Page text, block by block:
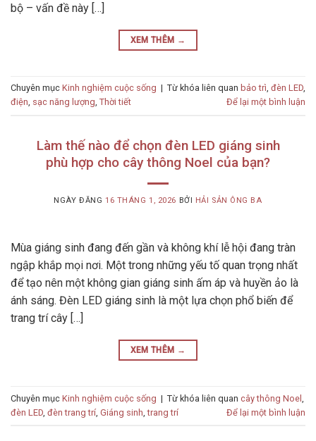
bộ – vấn đề này […]
XEM THÊM →
Chuyên mục Kinh nghiệm cuộc sống | Từ khóa liên quan bảo trì, đèn LED,
điện, sạc năng lượng, Thời tiết Để lại một bình luận
Làm thế nào để chọn đèn LED giáng sinh
phù hợp cho cây thông Noel của bạn?
NGÀY ĐĂNG 16 THÁNG 1, 2026 BỞI HẢI SẢN ÔNG BA
Mùa giáng sinh đang đến gần và không khí lễ hội đang tràn
ngập khắp mọi nơi. Một trong những yếu tố quan trọng nhất
để tạo nên một không gian giáng sinh ấm áp và huyền ảo là
ánh sáng. Đèn LED giáng sinh là một lựa chọn phổ biến để
trang trí cây […]
XEM THÊM →
Chuyên mục Kinh nghiệm cuộc sống | Từ khóa liên quan cây thông Noel
đèn LED đèn trang trí Giáng sinh ,trang trí Để lại một bình luận